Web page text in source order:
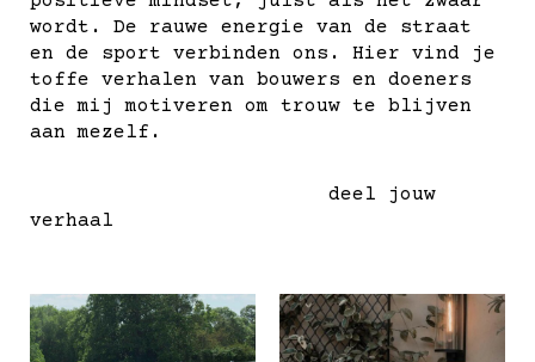
wordt. De rauwe energie van de straat
en de sport verbinden ons. Hier vind je
toffe verhalen van bouwers en doeners
die mij motiveren om trouw te blijven
aan mezelf.
deel jouw
verhaal